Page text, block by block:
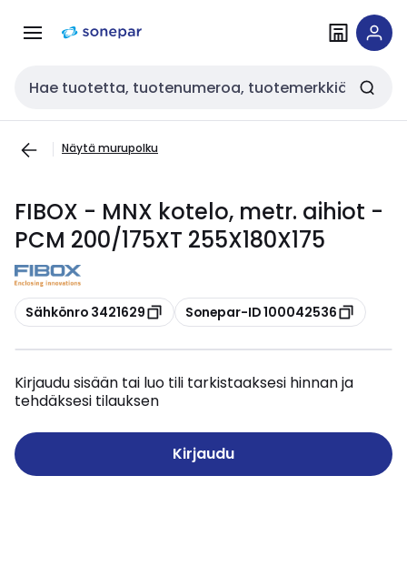
navigointiinsisältöön
Haku
Näytä murupolku
FIBOX - MNX kotelo, metr. aihiot -
PCM 200/175XT 255X180X175
Kopioi
Sähkönro 3421629 Kopioi
Sonepar-ID 100042536
Kirjaudu sisään tai luo tili tarkistaaksesi hinnan ja
tehdäksesi tilauksen
Kirjaudu